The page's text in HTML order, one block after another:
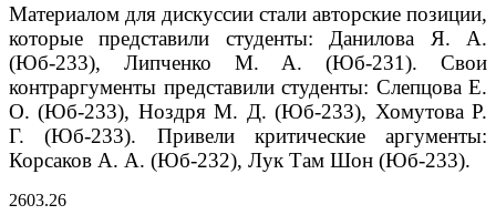
Материалом для дискуссии стали авторские позиции,
которые представили студенты: Данилова Я. А.
(Юб-233), Липченко М. А. (Юб-231). Свои
контраргументы представили студенты: Слепцова Е.
О. (Юб-233), Ноздря М. Д. (Юб-233), Хомутова Р.
Г. (Юб-233). Привели критические аргументы:
Корсаков А. А. (Юб-232), Лук Там Шон (Юб-233).
2603.26